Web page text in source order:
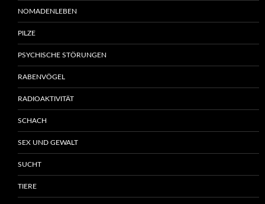
NOMADENLEBEN
PILZE
PSYCHISCHE STÖRUNGEN
RABENVÖGEL
RADIOAKTIVITÄT
SCHACH
SEX UND GEWALT
SUCHT
TIERE